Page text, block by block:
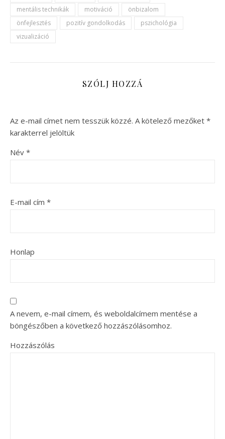
mentális technikák
motiváció
önbizalom
önfejlesztés
pozitív gondolkodás
pszichológia
vizualizáció
SZÓLJ HOZZÁ
Az e-mail címet nem tesszük közzé. A kötelező mezőket *
karakterrel jelöltük
Név *
E-mail cím *
Honlap
A nevem, e-mail címem, és weboldalcímem mentése a
böngészőben a következő hozzászólásomhoz.
Hozzászólás